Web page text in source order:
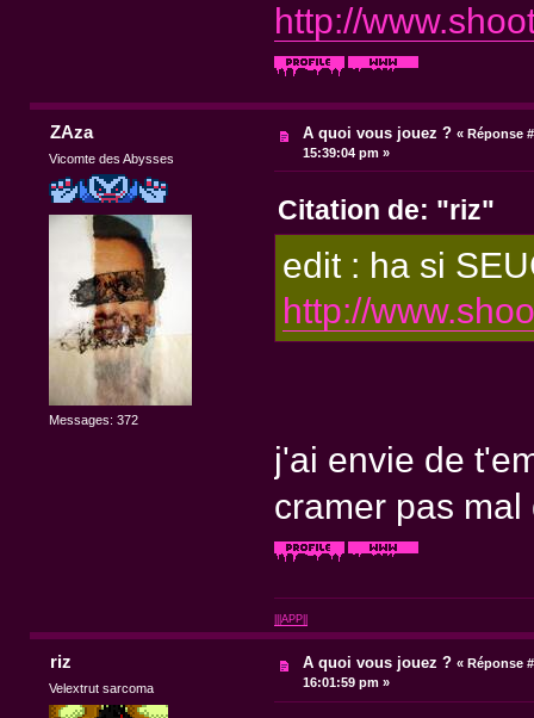
http://
ZAza
Vicomte des Abysses
Messages: 372
A quoi vous jouez ? «Réponse
15:39:04 pm »
Citation de: "riz"
edit : ha si
http://
j'ai envie de
cramer pas
|||APP||
riz
Velextrut sarcoma
A quoi vous jouez ? « Réponse
16:01:59 pm »